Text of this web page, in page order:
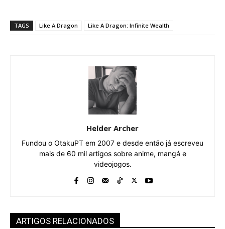
TAGS Like A Dragon Like A Dragon: Infinite Wealth
Helder Archer
Fundou o OtakuPT em 2007 e desde então já escreveu
mais de 60 mil artigos sobre anime, mangá e
videojogos.
ARTIGOS RELACIONADOS